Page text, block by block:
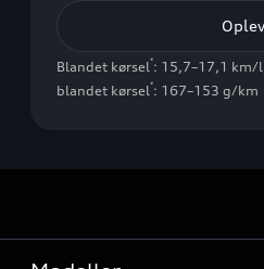
Oplev
Blandet kørsel*: 15,7–17,1 km/l
blandet kørsel*: 167–153 g/km